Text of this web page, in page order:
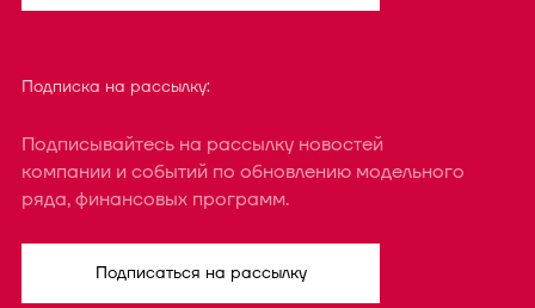
Подписка на рассылку:
Подписывайтесь на рассылку новостей
компании и событий по обновлению модельного
ряда, финансовых программ.
Подписаться на рассылку